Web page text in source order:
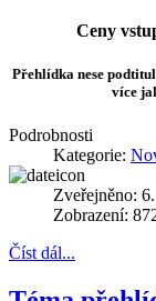
Ceny
Přehlídka nese
více
Podrobnosti
Kategorie:
Zveřejněno:
Zobrazení:
Číst dál...